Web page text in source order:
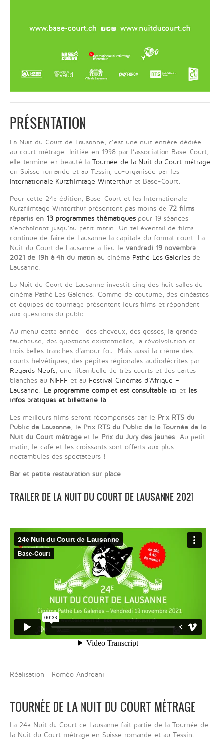
PRÉSENTATION
La Nuit du Court de Lausanne, c’est une nuit entière dédiée
au court métrage. Initiée en 1998 par l’association Base-Court,
elle termine en beauté la Tournée de la Nuit du Court métrage
en Suisse romande et au Tessin, co-organisée par les
Internationale Kurzfilmtage Winterthur et Base-Court.
Pour cette 24e édition, Base-Court et les Internationale
Kurzfilmtage Winterthur présentent pas moins de 72 films
répartis en 13 programmes thématiques pour 19 séances
s'enchaînant jusqu'au petit matin. Un tel éventail de films
continue de faire de Lausanne la capitale du format court. La
Nuit du Court de Lausanne a lieu le vendredi 19 novembre
2021 de 19h à 4h du matin au cinéma Pathé Les Galeries de
Lausanne.
La Nuit du Court de Lausanne investit cinq des huit salles du
cinéma Pathé Les Galeries. Comme de coutume, des cinéastes
et équipes de tournage présentent leurs films et répondent
aux questions du public.
Au menu cette année : des cheveux, des gosses, la grande
faucheuse, des questions existentielles, la révolvolution et
trois belles tranches d'amour fou. Mais aussi la crème des
courts helvétiques, des pépites régionales audiodécrites par
Regards Neufs, une ribambelle de très courts et des cartes
blanches au NIFFF et au Festival Cinémas d'Afrique –
Lausanne. Le programme complet est consultable ici et
les
infos pratiques et billetterie là.
Les meilleurs films seront récompensés par le Prix RTS du
Public de Lausanne, le Prix RTS du Public de la Tournée de la
Nuit du Court métrage et le Prix du Jury des jeunes. Au petit
matin, le café et les croissants sont offerts aux plus
noctambules des spectateurs !
Bar et petite restauration sur place
TRAILER DE LA NUIT DU COURT DE LAUSANNE 2021
Réalisation : Roméo Andreani
TOURNÉE DE LA NUIT DU COURT MÉTRAGE
La 24e Nuit du Court de Lausanne fait partie de la Tournée de
la Nuit du Court métrage en Suisse romande et au Tessin,